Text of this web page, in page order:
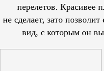
перелетов. Красивее
не сделает, зато
вид, с которым он